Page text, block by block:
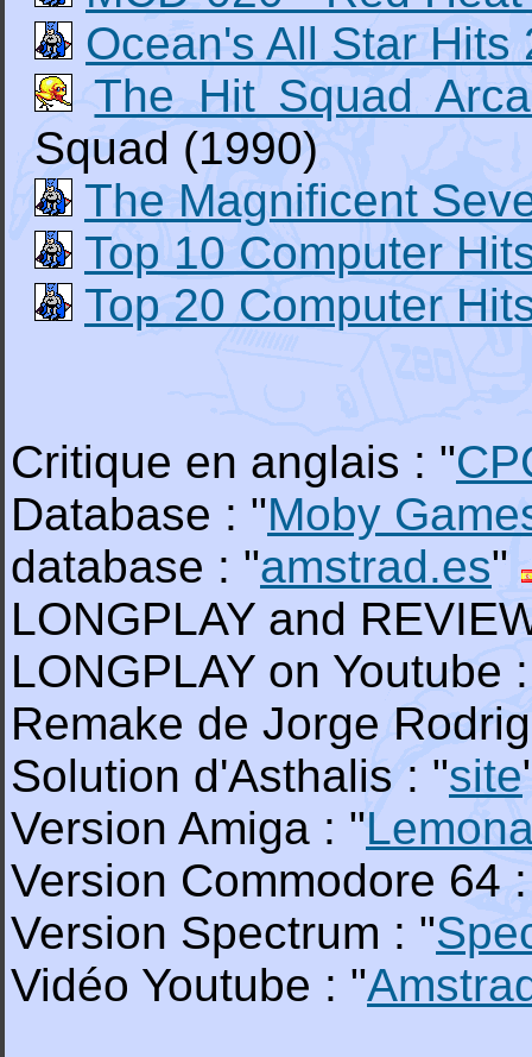
Ocean's All Star Hits
The Hit Squad
Squad (1990)
The Magnificent
Top 10 Computer
Top 20 Computer
Critique en anglais : "
Database : "Moby
database : "amstrad.es"
LONGPLAY and
LONGPLAY on Youtube
Remake de Jorge
Solution d'Asthalis : "site
Version Amiga : "
Version Commodore 64
Version Spectrum : "
Vidéo Youtube : "